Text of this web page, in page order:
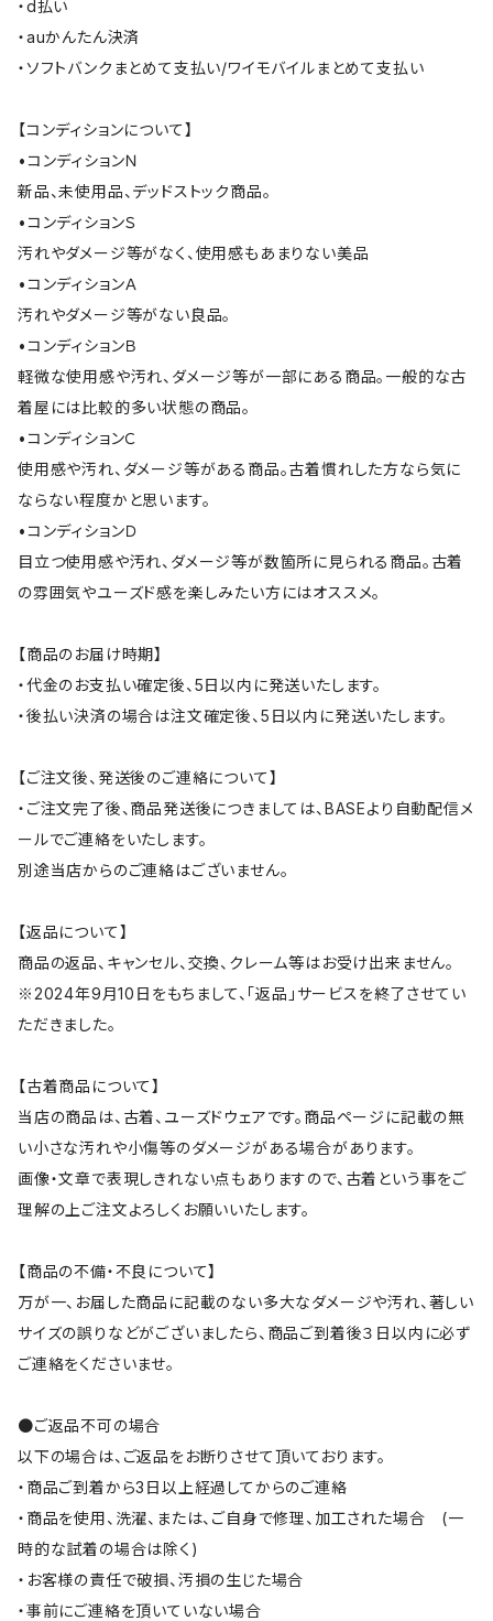
・d払い
・auかんたん決済
・ソフトバンクまとめて支払い/ワイモバイルまとめて支払い
【コンディションについて】
•コンディションＮ
新品、未使用品、デッドストック商品。
•コンディションＳ
汚れやダメージ等がなく、使用感もあまりない美品
•コンディションＡ
汚れやダメージ等がない良品。
•コンディションＢ
軽微な使用感や汚れ、ダメージ等が一部にある商品。一般的な古
着屋には比較的多い状態の商品。
•コンディションＣ
使用感や汚れ、ダメージ等がある商品。古着慣れした方なら気に
ならない程度かと思います。
•コンディションＤ
目立つ使用感や汚れ、ダメージ等が数箇所に見られる商品。古着
の雰囲気やユーズド感を楽しみたい方にはオススメ。
【商品のお届け時期】
・代金のお支払い確定後、5日以内に発送いたします。
・後払い決済の場合は注文確定後、5日以内に発送いたします。
【ご注文後、発送後のご連絡について】
・ご注文完了後、商品発送後につきましては、BASEより自動配信メ
ールでご連絡をいたします。
別途当店からのご連絡はございません。
【返品について】
商品の返品、キャンセル、交換、クレーム等はお受け出来ません。
※2024年9月10日をもちまして、「返品」サービスを終了させてい
ただきました。
【古着商品について】
当店の商品は、古着、ユーズドウェアです。商品ページに記載の無
い小さな汚れや小傷等のダメージがある場合があります。
画像・文章で表現しきれない点もありますので、古着という事をご
理解の上ご注文よろしくお願いいたします。
【商品の不備・不良について】
万が一、お届した商品に記載のない多大なダメージや汚れ、著しい
サイズの誤りなどがございましたら、商品ご到着後３日以内に必ず
ご連絡をくださいませ。
●ご返品不可の場合
以下の場合は、ご返品をお断りさせて頂いております。
・商品ご到着から3日以上経過してからのご連絡
・商品を使用、洗濯、または、ご自身で修理、加工された場合 (一
時的な試着の場合は除く)
・お客様の責任で破損、汚損の生じた場合
・事前にご連絡を頂いていない場合